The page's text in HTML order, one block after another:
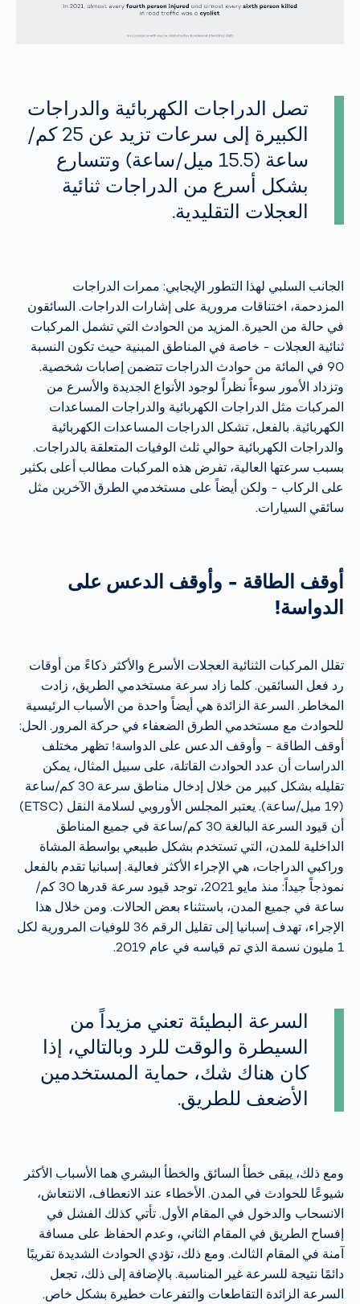
تصل الدراجات الكهربائية والدراجات
الكبيرة إلى سرعات تزيد عن 25 كم/
ساعة (15.5 ميل/ساعة) وتتسارع
بشكل أسرع من الدراجات ثنائية
العجلات التقليدية.
الجانب السلبي لهذا التطور الإيجابي: ممرات الدراجات
المزدحمة، اختناقات مرورية على إشارات الدراجات. السائقون
في حالة من الحيرة. المزيد من الحوادث التي تشمل المركبات
ثنائية العجلات - خاصة في المناطق المبنية حيث تكون النسبة
90 في المائة من حوادث الدراجات تتضمن إصابات شخصية.
وتزداد الأمور سوءاً نظراً لوجود الأنواع الجديدة والأسرع من
المركبات مثل الدراجات الكهربائية والدراجات المساعدات
الكهربائية. بالفعل، تشكل الدراجات المساعدات الكهربائية
والدراجات الكهربائية حوالي ثلث الوفيات المتعلقة بالدراجات.
بسبب سرعتها العالية، تفرض هذه المركبات مطالب أعلى بكثير
على الركاب - ولكن أيضاً على مستخدمي الطرق الآخرين مثل
سائقي السيارات.
أوقف الطاقة - وأوقف الدعس على
الدواسة!
تقلل المركبات الثنائية العجلات الأسرع والأكثر ذكاءً من أوقات
رد فعل السائقين. كلما زاد سرعة مستخدمي الطريق، زادت
المخاطر. السرعة الزائدة هي أيضاً واحدة من الأسباب الرئيسية
للحوادث مع مستخدمي الطرق الضعفاء في حركة المرور. الحل:
أوقف الطاقة - وأوقف الدعس على الدواسة! تظهر مختلف
الدراسات أن عدد الحوادث القاتلة، على سبيل المثال، يمكن
تقليله بشكل كبير من خلال إدخال مناطق سرعة 30 كم/ساعة
(19 ميل/ساعة). يعتبر المجلس الأوروبي لسلامة النقل (ETSC)
أن قيود السرعة البالغة 30 كم/ساعة في جميع المناطق
الداخلية للمدن، التي تستخدم بشكل طبيعي بواسطة المشاة
وراكبي الدراجات، هي الإجراء الأكثر فعالية. إسبانيا تقدم بالفعل
نموذجاً جيداً: منذ مايو 2021، توجد قيود سرعة قدرها 30 كم/
ساعة في جميع المدن، باستثناء بعض الحالات. ومن خلال هذا
الإجراء، تهدف إسبانيا إلى تقليل الرقم 36 للوفيات المرورية لكل
1 مليون نسمة الذي تم قياسه في عام 2019.
السرعة البطيئة تعني مزيداً من
السيطرة والوقت للرد وبالتالي، إذا
كان هناك شك، حماية المستخدمين
الأضعف للطريق.
ومع ذلك، يبقى خطأ السائق والخطأ البشري هما الأسباب الأكثر
شيوعًا للحوادث في المدن. الأخطاء عند الانعطاف، الانتعاش،
الانسحاب والدخول في المقام الأول. تأتي كذلك الفشل في
إفساح الطريق في المقام الثاني، وعدم الحفاظ على مسافة
آمنة في المقام الثالث. ومع ذلك، تؤدي الحوادث الشديدة تقريبًا
دائمًا نتيجة للسرعة غير المناسبة. بالإضافة إلى ذلك، تجعل
السرعة الزائدة التقاطعات والتفرعات خطيرة بشكل خاص.